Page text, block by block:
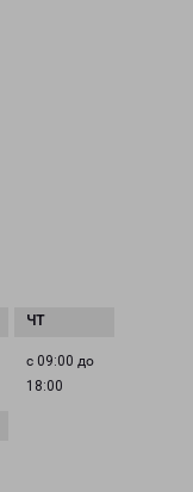
с 09:00 до
18:00